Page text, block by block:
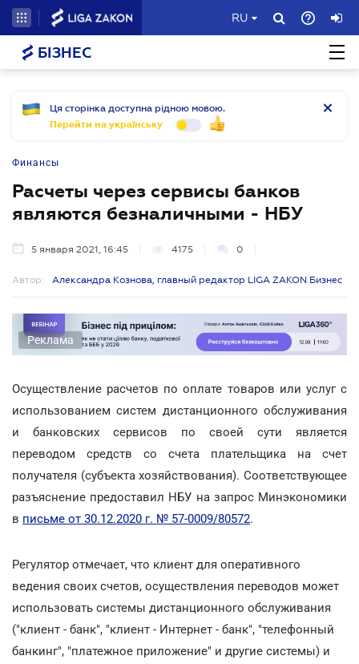
RU
БІЗНЕС
Ця сторінка доступна рідною мовою.
Перейти на українську
Финансы
Расчеты через сервисы банков
являются безналичными - НБУ
5 января 2021, 16:45 4175 0
Автор: Александра Кознова, главный редактор LIGA ZAKON Бизнес
Реклама
Осуществление расчетов по оплате товаров или услуг с
использованием систем дистанционного обслуживания
и банковских сервисов по своей сути является
переводом средств со счета плательщика на счет
получателя (субъекта хозяйствования). Соответствующее
разъяснение предоставил НБУ на запрос Минэкономики
в письме от 30.12.2020 г. № 57-0009/80572.
Регулятор отмечает, что клиент для оперативного
ведения своих счетов, осуществления переводов может
использовать системы дистанционного обслуживания
("клиент - банк", "клиент - Интернет - банк", "телефонный
банкинг", "платежное приложение" и другие системы) и